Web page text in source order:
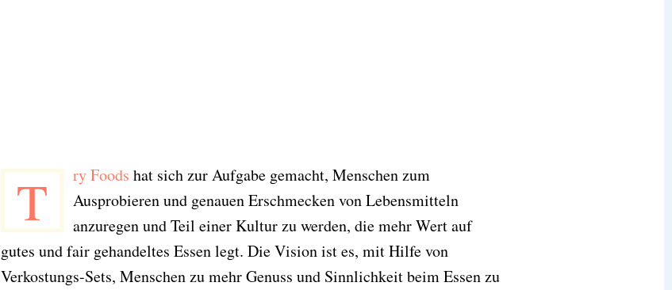
T ry Foods hat sich zur Aufgabe gemacht, Menschen zum
Ausprobieren und genauen Erschmecken von Lebensmitteln
anzuregen und Teil einer Kultur zu werden, die mehr Wert auf
gutes und fair gehandeltes Essen legt. Die Vision ist es, mit Hilfe von
Verkostungs-Sets, Menschen zu mehr Genuss und Sinnlichkeit beim Essen zu